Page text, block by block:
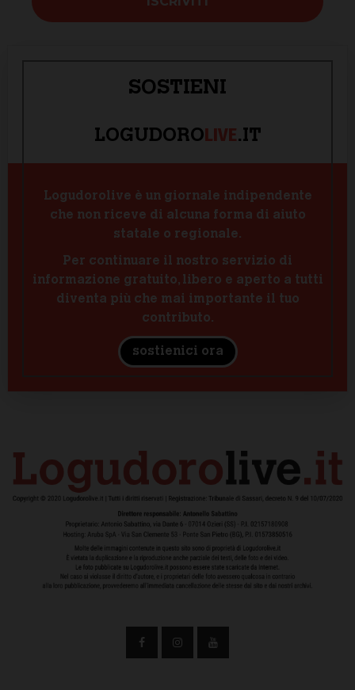
SOSTIENI
LOGUDOROLIVE.IT
Logudorolive è un giornale indipendente
che non riceve di alcuna forma di aiuto
statale o regionale.
Per continuare il nostro servizio di
informazione gratuito, libero e aperto a tutti
diventa più che mai importante il tuo
contributo.
sostienici ora